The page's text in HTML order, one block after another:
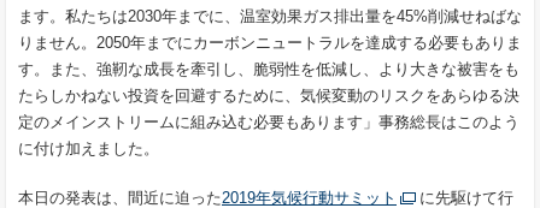
ます。私たちは2030年までに、温室効果ガス排出量を45%削減せねばな
りません。2050年までにカーボンニュートラルを達成する必要もありま
す。また、強靭な成長を牽引し、脆弱性を低減し、より大きな被害をも
たらしかねない投資を回避するために、気候変動のリスクをあらゆる決
定のメインストリームに組み込む必要もあります」事務総長はこのよう
に付け加えました。
本日の発表は、間近に迫った2019年気候行動サミット
に先駆けて行